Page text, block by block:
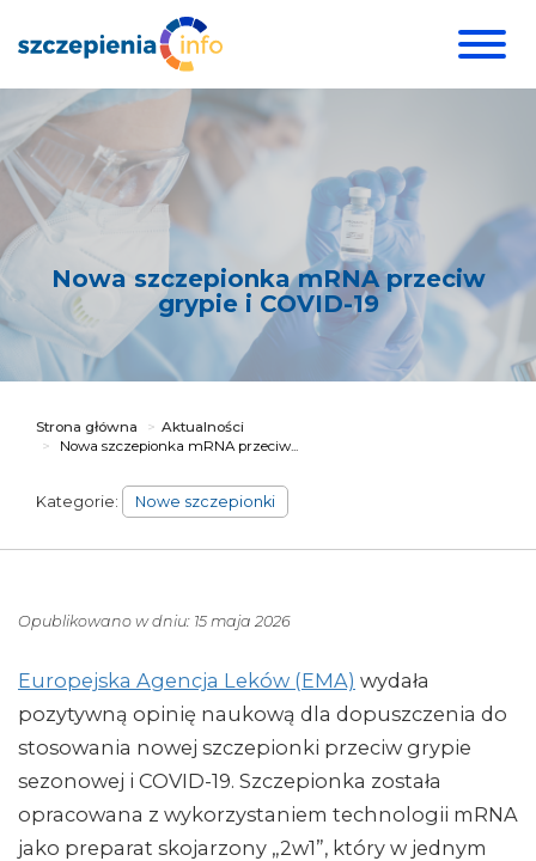
Nowa szczepionka mRNA przeciw
grypie i COVID-19
Strona główna
Aktualności
Nowa szczepionka mRNA przeciw...
Kategorie: Nowe szczepionki
Opublikowano w dniu: 15 maja 2026
Europejska Agencja Leków (EMA) wydała
pozytywną opinię naukową dla dopuszczenia do
stosowania nowej szczepionki przeciw grypie
sezonowej i COVID-19. Szczepionka została
opracowana z wykorzystaniem technologii mRNA
jako preparat skojarzony „2w1”, który w jednym